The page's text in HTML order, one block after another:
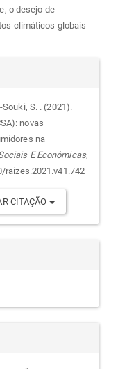
o desejo de
climáticos globais
S. . (2021).
novas
na
E Econômicas,
raizes.2021.v41.742
CITAÇÃO